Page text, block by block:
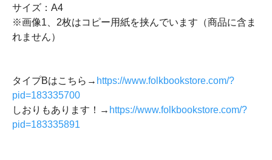
サイズ：A4
※画像1、2枚はコピー用紙を挟んでいます（商品に含ま
れません）
タイプBはこちら→ https://www.folkbookstore.com/?
pid=183335700
しおりもあります！→ https://www.folkbookstore.com/?
pid=183335891